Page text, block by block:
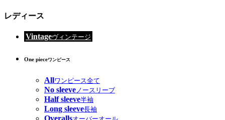
レディース
Vintageヴィンテージ
One pieceワンピース
Allワンピース全て
No sleeveノースリーブ
Half sleeve半袖
Long sleeve長袖